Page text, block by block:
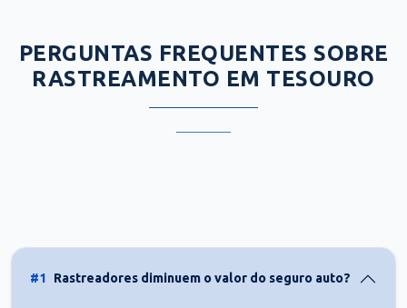
PERGUNTAS FREQUENTES SOBRE
RASTREAMENTO EM TESOURO
#1 Rastreadores diminuem o valor do seguro auto?